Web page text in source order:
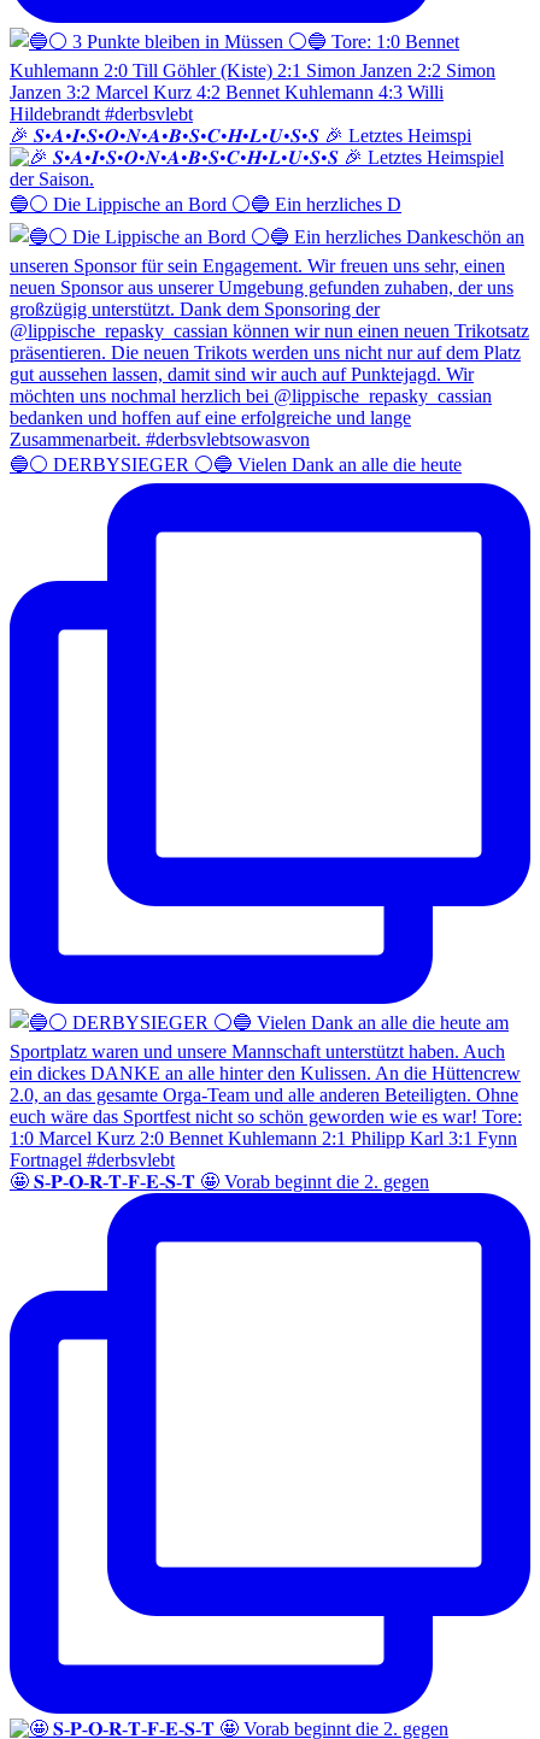
🎉 𝑺•𝑨•𝑰•𝑺•𝑶•𝑵•𝑨•𝑩•𝑺•𝑪•𝑯•𝑳•𝑼•𝑺•𝑺 🎉 Letztes Heimspi
🔵⚪️ Die Lippische an Bord ⚪️🔵 Ein herzliches D
🔵⚪️ DERBYSIEGER ⚪️🔵 Vielen Dank an alle die heute
🤩 𝐒-𝐏-𝐎-𝐑-𝐓-𝐅-𝐄-𝐒-𝐓 🤩 Vorab beginnt die 2. gegen